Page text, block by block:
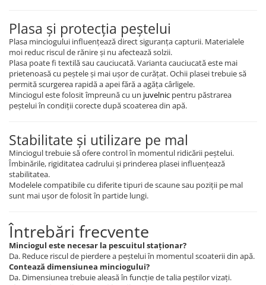
Plasa și protecția peștelui
Plasa minciogului influențează direct siguranța capturii. Materialele
moi reduc riscul de rănire și nu afectează solzii.
Plasa poate fi textilă sau cauciucată. Varianta cauciucată este mai
prietenoasă cu peștele și mai ușor de curățat. Ochii plasei trebuie să
permită scurgerea rapidă a apei fără a agăța cârligele.
Minciogul este folosit împreună cu un juvelnic pentru păstrarea
peștelui în condiții corecte după scoaterea din apă.
Stabilitate și utilizare pe mal
Minciogul trebuie să ofere control în momentul ridicării peștelui.
Îmbinările, rigiditatea cadrului și prinderea plasei influențează
stabilitatea.
Modelele compatibile cu diferite tipuri de scaune sau poziții pe mal
sunt mai ușor de folosit în partide lungi.
Întrebări frecvente
Minciogul este necesar la pescuitul staționar?
Da. Reduce riscul de pierdere a peștelui în momentul scoaterii din apă.
Contează dimensiunea minciogului?
Da. Dimensiunea trebuie aleasă în funcție de talia peștilor vizați.